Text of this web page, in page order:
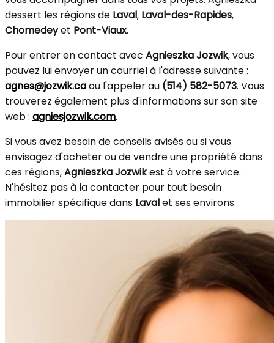
dessert les régions de Laval, Laval-des-Rapides,
Chomedeyet Pont-Viaux.
Pour entrer en contact avec Agnieszka Jozwik, vous
pouvez lui envoyer un courriel à l'adresse suivante :
agnes@jozwik.caou l'appeler au (514) 582-5073. Vous
trouverez également plus d'informations sur son site
web : agniesjozwik.com.
Si vous avez besoin de conseils avisés ou si vous
envisagez d'acheter ou de vendre une propriété dans
ces régions,Agnieszka Jozwikest à votre service.
N'hésitez pas à la contacter pour tout besoin
immobilier spécifique dans Lavalet ses environs.